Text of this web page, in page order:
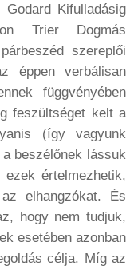
Kifulladásig
Trier Dogmás
szereplői
éppen verbálisan
függvényében
feszültséget kelt a
(így vagyunk
beszélőnek lássuk
értelmezhetik,
elhangzókat. És
hogy nem tudjuk,
esetében azonban
célja. Míg az